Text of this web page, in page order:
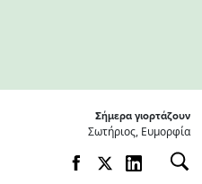
Σήμερα γιορτάζουν
Σωτήριος, Ευμορφία